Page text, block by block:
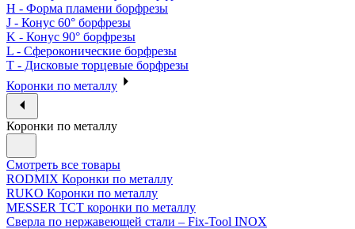
H - Форма пламени борфрезы
J - Конус 60° борфрезы
K - Конус 90° борфрезы
L - Сфероконические борфрезы
T - Дисковые торцевые борфрезы
Коронки по металлу
Коронки по металлу
Смотреть все товары
RODMIX Коронки по металлу
RUKO Коронки по металлу
MESSER ТСТ коронки по металлу
Сверла по нержавеющей стали – Fix-Tool INOX